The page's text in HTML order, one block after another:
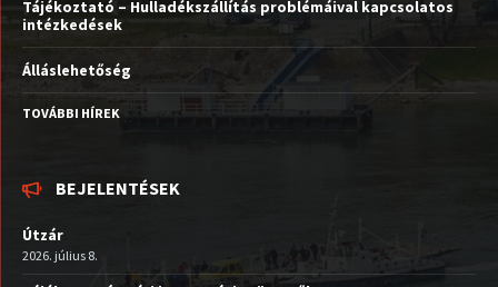
Tájékoztató – Hulladékszállítás problémáival kapcsolatos
intézkedések
Álláslehetőség
TOVÁBBI HÍREK
BEJELENTÉSEK
Útzár
2026. július 8.